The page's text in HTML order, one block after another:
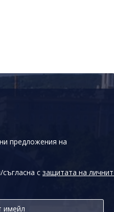
предложения на
с защитата на